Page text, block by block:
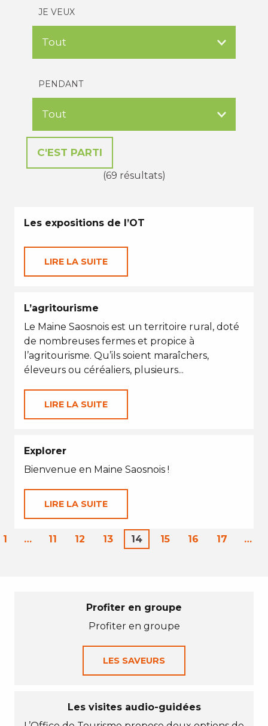
JE VEUX
PENDANT
(69 résultats)
Les expositions de l’OT
LIRE LA SUITE
L’agritourisme
Le Maine Saosnois est un territoire rural, doté
de nombreuses fermes et propice à
l’agritourisme. Qu’ils soient maraîchers,
éleveurs ou céréaliers, plusieurs...
LIRE LA SUITE
Explorer
Bienvenue en Maine Saosnois !
LIRE LA SUITE
1 … 11 12 13 14 15 16 17 …
Profiter en groupe
Profiter en groupe
LES SAVEURS
Les visites audio-guidées